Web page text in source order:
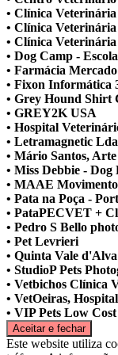
• Clínica
• Clínica
• Clínica
• Dog Camp -
• Farmácia
• Fixon Informática
• Grey Hound Shirt
• GREY2K USA
• Hospital
• Letramagnetic
• Mário Santos,
• Miss Debbie -
• MAAE
• Pata na Poça -
• PataPECVET +
• Pedro S Bello
• Pet Levrieri
• Quinta Vale d'Alva
• StudioP Pets
• Vetbichos Clínica
• VetOeiras,
• VIP Pets Low
Este website utiliza